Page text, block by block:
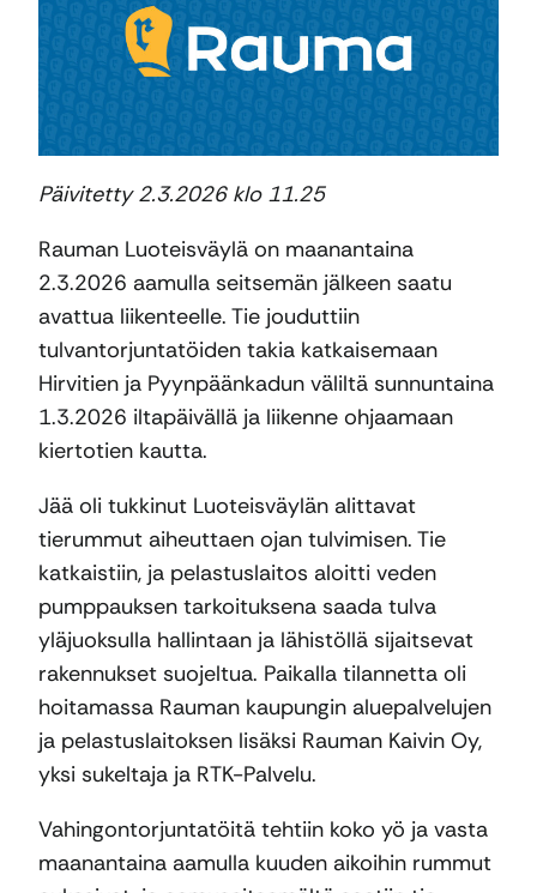
Päivitetty 2.3.2026 klo 11.25
Rauman Luoteisväylä on maanantaina
2.3.2026 aamulla seitsemän jälkeen saatu
avattua liikenteelle. Tie jouduttiin
tulvantorjuntatöiden takia katkaisemaan
Hirvitien ja Pyynpäänkadun väliltä sunnuntaina
1.3.2026 iltapäivällä ja liikenne ohjaamaan
kiertotien kautta.
Jää oli tukkinut Luoteisväylän alittavat
tierummut aiheuttaen ojan tulvimisen. Tie
katkaistiin, ja pelastuslaitos aloitti veden
pumppauksen tarkoituksena saada tulva
yläjuoksulla hallintaan ja lähistöllä sijaitsevat
rakennukset suojeltua. Paikalla tilannetta oli
hoitamassa Rauman kaupungin aluepalvelujen
ja pelastuslaitoksen lisäksi Rauman Kaivin Oy,
yksi sukeltaja ja RTK-Palvelu.
Vahingontorjuntatöitä tehtiin koko yö ja vasta
maanantaina aamulla kuuden aikoihin rummut